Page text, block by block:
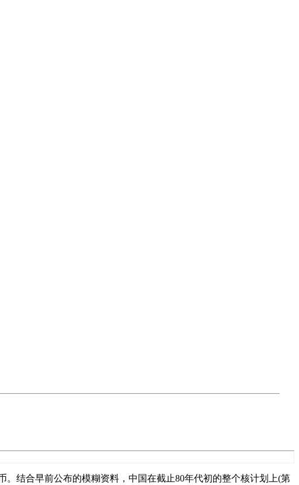
结合早前公布的模糊资料，中国在截止80年代初的整个核计划上(第